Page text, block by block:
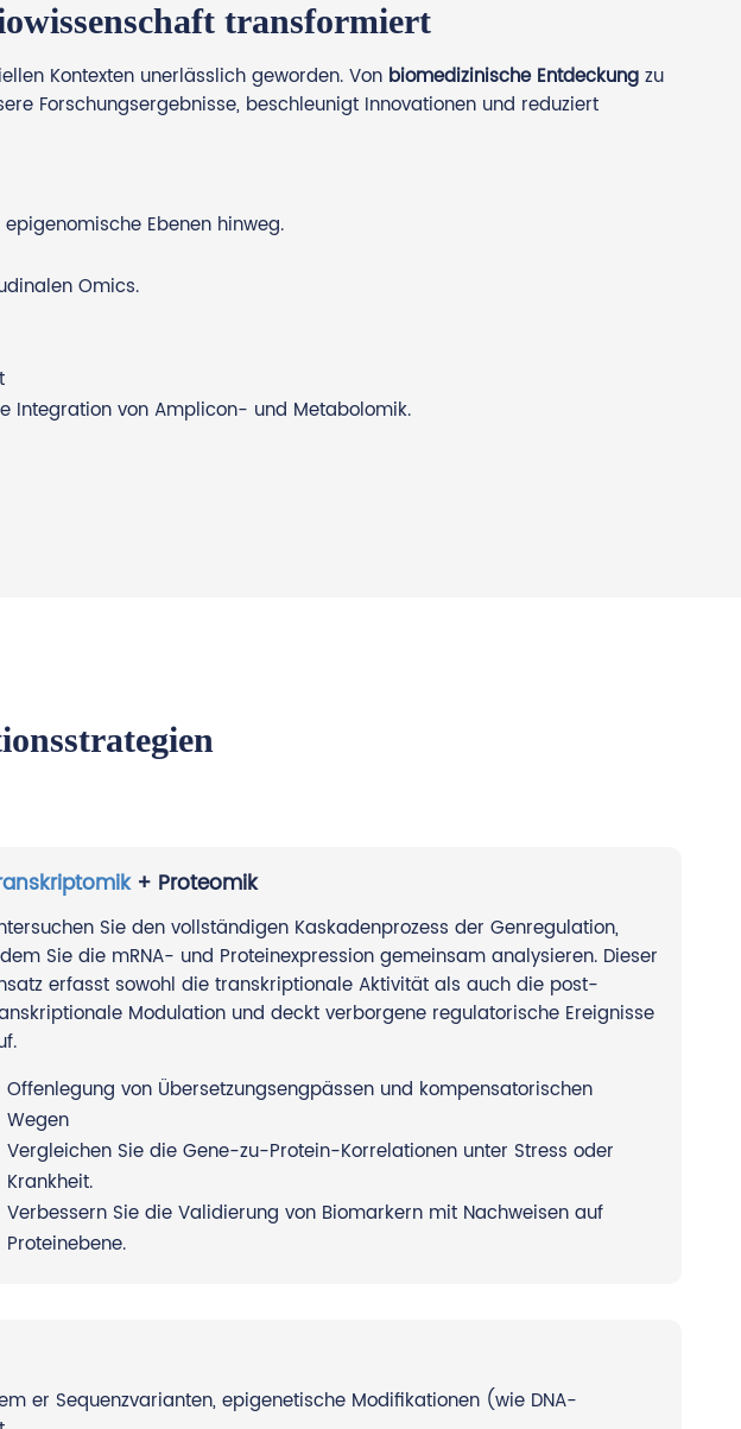
transformiert
Kontexten unerlässlich geworden. Von biomedizinische Entdeckung zu
Forschungsergebnisse, beschleunigt Innovationen und reduziert
Ebenen hinweg.
Omics.
Integration von Amplicon- und Metabolomik.
+ Proteomik
Sie den vollständigen Kaskadenprozess der Genregulation,
Sie die mRNA- und Proteinexpression gemeinsam analysieren. Dieser
erfasst sowohl die transkriptionale Aktivität als auch die post-
Modulation und deckt verborgene regulatorische Ereignisse
Offenlegung von Übersetzungsengpässen und kompensatorischen
Wegen
Vergleichen Sie die Gene-zu-Protein-Korrelationen unter Stress oder
Krankheit.
Verbessern Sie die Validierung von Biomarkern mit Nachweisen auf
Proteinebene.
er Sequenzvarianten, epigenetische Modifikationen (wie DNA-